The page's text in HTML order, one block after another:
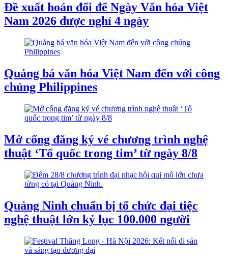
Đề xuất hoán đổi để Ngày Văn hóa Việt
Nam 2026 được nghỉ 4 ngày
Quảng bá văn hóa Việt Nam đến với công
chúng Philippines
Mở cổng đăng ký vé chương trình nghệ
thuật ‘Tổ quốc trong tim’ từ ngày 8/8
Quảng Ninh chuẩn bị tổ chức đại tiệc
nghệ thuật lớn kỷ lục 100.000 người